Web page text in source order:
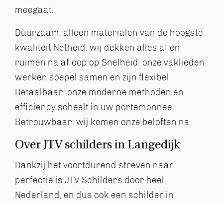
meegaat.
Duurzaam: alleen materialen van de hoogste
kwaliteit Netheid: wij dekken alles af en
ruimen na afloop op Snelheid: onze vaklieden
werken soepel samen en zijn flexibel
Betaalbaar: onze moderne methoden en
efficiency scheelt in uw portemonnee
Betrouwbaar: wij komen onze beloften na
Over JTV schilders in Langedijk
Dankzij het voortdurend streven naar
perfectie is JTV Schilders door heel
Nederland, en dus ook een schilder in